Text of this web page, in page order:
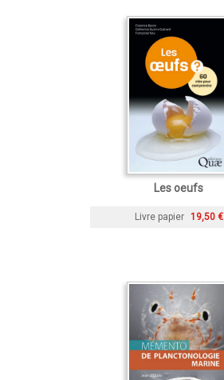
Les oeufs
Livre papier 19,50 €